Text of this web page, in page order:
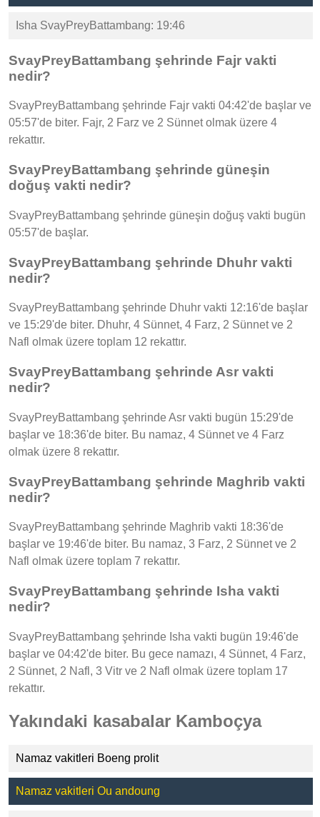
Isha SvayPreyBattambang: 19:46
SvayPreyBattambang şehrinde Fajr vakti
nedir?
SvayPreyBattambang şehrinde Fajr vakti 04:42'de başlar ve
05:57'de biter. Fajr, 2 Farz ve 2 Sünnet olmak üzere 4
rekattır.
SvayPreyBattambang şehrinde güneşin
doğuş vakti nedir?
SvayPreyBattambang şehrinde güneşin doğuş vakti bugün
05:57'de başlar.
SvayPreyBattambang şehrinde Dhuhr vakti
nedir?
SvayPreyBattambang şehrinde Dhuhr vakti 12:16'de başlar
ve 15:29'de biter. Dhuhr, 4 Sünnet, 4 Farz, 2 Sünnet ve 2
Nafl olmak üzere toplam 12 rekattır.
SvayPreyBattambang şehrinde Asr vakti
nedir?
SvayPreyBattambang şehrinde Asr vakti bugün 15:29'de
başlar ve 18:36'de biter. Bu namaz, 4 Sünnet ve 4 Farz
olmak üzere 8 rekattır.
SvayPreyBattambang şehrinde Maghrib vakti
nedir?
SvayPreyBattambang şehrinde Maghrib vakti 18:36'de
başlar ve 19:46'de biter. Bu namaz, 3 Farz, 2 Sünnet ve 2
Nafl olmak üzere toplam 7 rekattır.
SvayPreyBattambang şehrinde Isha vakti
nedir?
SvayPreyBattambang şehrinde Isha vakti bugün 19:46'de
başlar ve 04:42'de biter. Bu gece namazı, 4 Sünnet, 4 Farz,
2 Sünnet, 2 Nafl, 3 Vitr ve 2 Nafl olmak üzere toplam 17
rekattır.
Yakındaki kasabalar Kamboçya
Namaz vakitleri Boeng prolit
Namaz vakitleri Ou andoung